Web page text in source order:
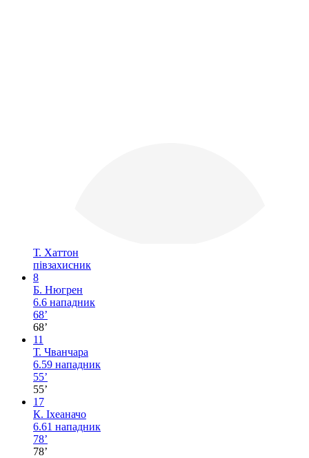
Т. Хаттон
півзахисник
8
Б. Нюгрен
6.6 нападник
68’
68’
11
Т. Чванчара
6.59 нападник
55’
55’
17
К. Іхеаначо
6.61 нападник
78’
78’